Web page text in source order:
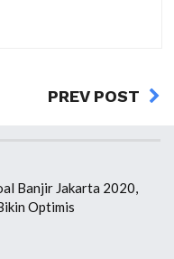
PREV POST
Banjir Jakarta 2020,
Optimis